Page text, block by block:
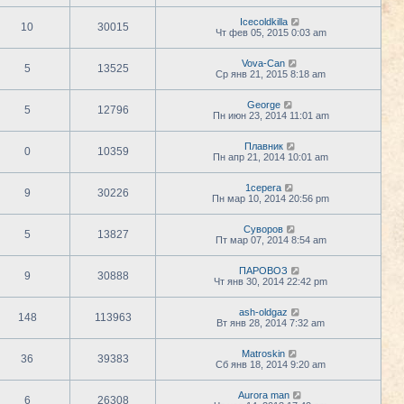
10 30015
Icecoldkilla
Чт фев 05, 2015 0:03 am
5 13525
Vova-Can
Ср янв 21, 2015 8:18 am
5 12796
George
Пн июн 23, 2014 11:01 am
0 10359
Плавник
Пн апр 21, 2014 10:01 am
9 30226
1cepera
Пн мар 10, 2014 20:56 pm
5 13827
Суворов
Пт мар 07, 2014 8:54 am
9 30888
ПАРОВОЗ
Чт янв 30, 2014 22:42 pm
148 113963
ash-oldgaz
Вт янв 28, 2014 7:32 am
36 39383
Matroskin
Сб янв 18, 2014 9:20 am
6 26308
Aurora man